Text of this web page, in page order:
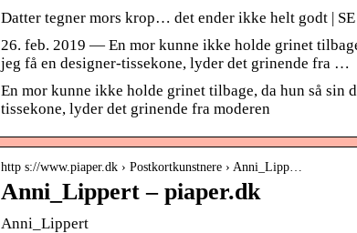
Datter tegner mors krop… det ender ikke helt godt |
26. feb. 2019 — En mor kunne ikke holde grinet
jeg få en designer-tissekone, lyder det grinende fra …
En mor kunne ikke holde grinet tilbage, da hun så sin
tissekone, lyder det grinende fra moderen
http s://www.piaper.dk › Postkortkunstnere › Anni_Lipp…
Anni_Lippert – piaper.dk
Anni_Lippert